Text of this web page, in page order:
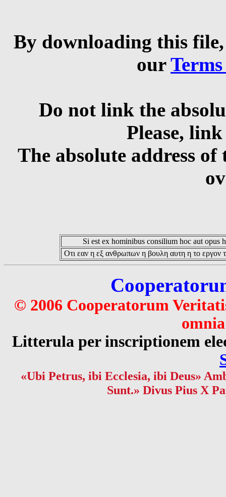
By downloading this
our
Do not link the
Please,
The absolute address
Si est ex hominibus consilium hoc aut opus
Οτι εαν η εξ ανθρωπων η βουλη αυτη η το εργον
© 2006 Cooperatorum
Litterula per inscriptionem
«Ubi Petrus, ibi Ecclesia, ibi Deus»
Sunt.» Divus Pius X